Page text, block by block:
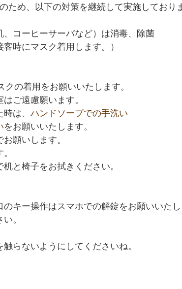
ため、以下の対策を継続して実施しており
コーヒーサーバなど）は消毒、除菌
時にマスク着用します。）
の着用をお願いいたします。
ご遠慮願います。
は、 ハンドソープでの手洗い
をお願いいたします。
願いします。
と椅子をお拭きください。
キー操作はスマホでの解錠をお願いいた
。
らないようにしてくださいね。